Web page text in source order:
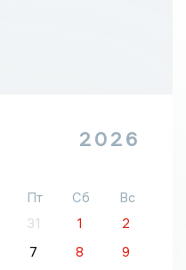
2026
Пт Сб
Вс
31 1
2
7 8
9